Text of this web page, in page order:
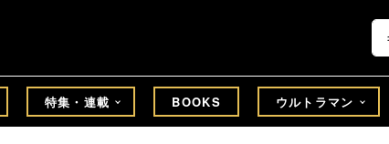
特集・連載 BOOKS ウルトラマン